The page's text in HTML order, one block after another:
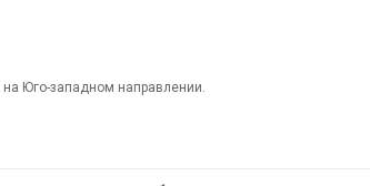
на Юго-западном направлении.